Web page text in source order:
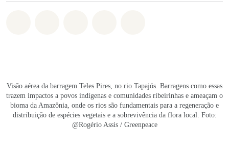
Visão aérea da barragem Teles Pires, no rio Tapajós. Barragens como essas
trazem impactos a povos indígenas e comunidades ribeirinhas e ameaçam o
bioma da Amazônia, onde os rios são fundamentais para a regeneração e
distribuição de espécies vegetais e a sobrevivência da flora local. Foto:
@Rogério Assis / Greenpeace